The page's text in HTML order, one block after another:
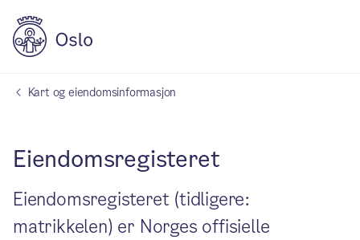
Kart og eiendomsinformasjon
Eiendomsregisteret
Eiendomsregisteret (tidligere:
matrikkelen) er Norges offisielle